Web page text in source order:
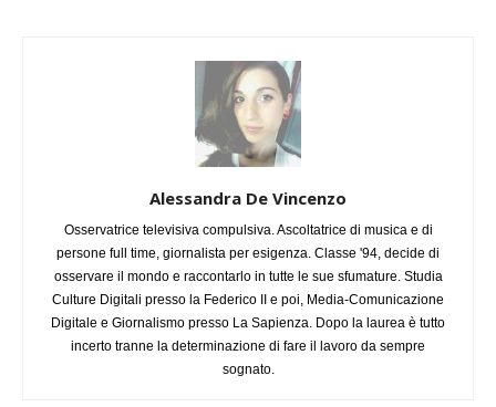
Alessandra De Vincenzo
Osservatrice televisiva compulsiva. Ascoltatrice di musica e di
persone full time, giornalista per esigenza. Classe '94, decide di
osservare il mondo e raccontarlo in tutte le sue sfumature. Studia
Culture Digitali presso la Federico II e poi, Media-Comunicazione
Digitale e Giornalismo presso La Sapienza. Dopo la laurea è tutto
incerto tranne la determinazione di fare il lavoro da sempre
sognato.